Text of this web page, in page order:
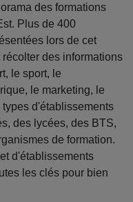
des formations
Plus de 400
lors de cet
des informations
le sport, le
le marketing, le
types d'établissements
des lycées, des BTS,
de formation.
d'établissements
les clés pour bien